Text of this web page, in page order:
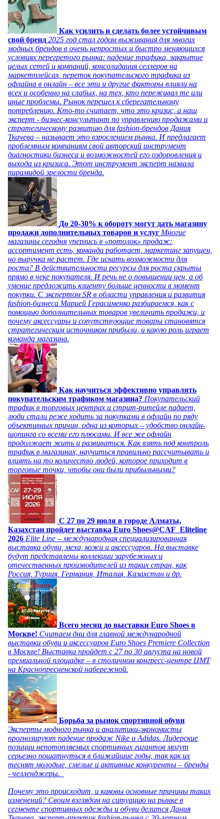
Как усилить и сделать более устойчивым
свой бренд 2025 год стал годом выживания для многих
модных брендов в очень непростых и быстро меняющихся
условиях перегретого рынка: падение трафика, закрытие
целых сетей и компаний, консолидация селлеров на
маркетплейсах, переток покупательского трафика из
офлайна в онлайн – все эти и другие факторы влияли на
всех и особенно на слабых, на тех, кто переживал те или
иные проблемы. Рынок перешел к сберегательному
потреблению. Кто-то считает, что это кризис, а наш
эксперт - бизнес-консультант по управлению продажами и
стратегическому развитию для fashion-брендов Дания
Ткачева – называет это взрослением рынка. И предлагает
проблемным компаниям свой авторский инструмент
диагностики бизнеса и возможностей его оздоровления и
выхода из кризиса. Этот инструмент эксперт назвала
пирамидой зрелости бренда.
До 20-30% к обороту могут дать магазину
продажи дополнительных товаров и услуг Многие
магазины сегодня уперлись в «потолок» продаж:
ассортимент есть, команда работает, маркетинг запущен,
но выручка не растет. Где искать возможности для
роста? В действительности ресурсы для роста скрыты
прямо в чеке покупателя. И речь не о повышении цен, а об
умение предложить клиенту больше ценности в момент
покупки. С экспертом SR в области управления и развития
fashion-бизнеса Марией Герасименко разбираемся, как с
помощью дополнительных товаров увеличить продажи, и
почему аксессуары и сопутствующие товары становятся
стратегическим источником прибыли, и какую роль играет
команда магазина.
Как научиться эффективно управлять
покупательским трафиком магазина? Покупательский
трафик в торговых центрах и стрит-ритейле падает,
люди стали реже ходить за покупками в офлайн по ряду
объективных причин, одна из которых – удобство онлайн-
шопинга со всеми его плюсами. И все же офлайн
продолжает жить и развиваться. Как взять под контроль
трафик в магазинах, научиться правильно рассчитывать и
влиять на то количество людей, которое приходит в
торговые точки, чтобы они были прибыльными?
C 27 по 29 июля в городе Алматы,
Казахстан пройдет выставка Euro Shoes@CAF_Eliteline
2026 Elite Line – международная специализированная
выставка обуви, меха, кожи и аксессуаров. На выставке
будут представлены коллекции зарубежных и
отечественных производителей из таких стран, как
Россия, Турция, Германия, Италия, Казахстан и др.
Всего месяц до выставки Euro Shoes в
Москве! Считаем дни для главной международной
выставки обуви и аксессуаров Euro Shoes Premiere Collection
в Москве! Выставка пройдет с 27 по 30 августа на новой
премиальной площадке – в столичном конгресс-центре ЦМТ
на Краснопресненской набережной.
Борьба за рынок спортивной обуви
Эксперты модного рынка и аналитики-экономисты
прогнозируют падение продаж Nike и Adidas. Лидерские
позиции непотопляемых спортивных гигантов могут
серьезно пошатнуться в ближайшие годы, так как их
теснят молодые, смелые и активные конкуренты – бренды
- челленджеры.
Почему это происходит, и каковы основные причины таких
изменений? Своим взглядом на ситуацию на рынке в
сегменте спортивных одежды и обуви делится Дания